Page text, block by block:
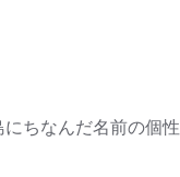
ちなんだ名前の個性